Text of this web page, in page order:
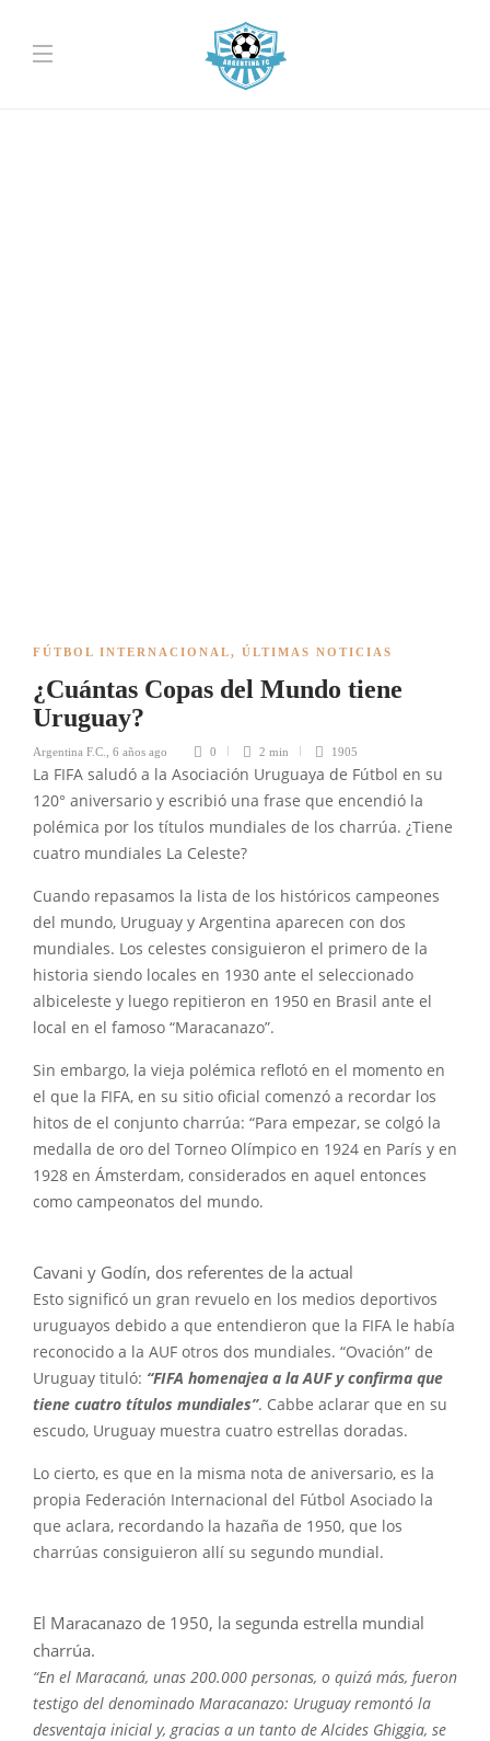
FÚTBOL INTERNACIONAL, ÚLTIMAS NOTICIAS
¿Cuántas Copas del Mundo tiene
Uruguay?
Argentina F.C. 6 años ago 0 2 min 1905
La FIFA saludó a la Asociación Uruguaya de Fútbol en su
120° aniversario y escribió una frase que encendió la
polémica por los títulos mundiales de los charrúa. ¿Tiene
cuatro mundiales La Celeste?
Cuando repasamos la lista de los históricos campeones
del mundo, Uruguay y Argentina aparecen con dos
mundiales. Los celestes consiguieron el primero de la
historia siendo locales en 1930 ante el seleccionado
albiceleste y luego repitieron en 1950 en Brasil ante el
local en el famoso “Maracanazo”.
Sin embargo, la vieja polémica reflotó en el momento en
el que la FIFA, en su sitio oficial comenzó a recordar los
hitos de el conjunto charrúa: “Para empezar, se colgó la
medalla de oro del Torneo Olímpico en 1924 en París y en
1928 en Ámsterdam, considerados en aquel entonces
como campeonatos del mundo.
Cavani y Godín, dos referentes de la actual
Esto significó un gran revuelo en los medios deportivos
uruguayos debido a que entendieron que la FIFA le había
reconocido a la AUF otros dos mundiales. “Ovación” de
Uruguay tituló: “FIFA homenajea a la AUF y confirma que
tiene cuatro títulos mundiales”. Cabbe aclarar que en su
escudo, Uruguay muestra cuatro estrellas doradas.
Lo cierto, es que en la misma nota de aniversario, es la
propia Federación Internacional del Fútbol Asociado la
que aclara, recordando la hazaña de 1950, que los
charrúas consiguieron allí su segundo mundial.
El Maracanazo de 1950, la segunda estrella mundial
charrúa.
“En el Maracaná, unas 200.000 personas, o quizá más, fueron
testigo del denominado Maracanazo: Uruguay remontó la
desventaja inicial y, gracias a un tanto de Alcides Ghiggia, se